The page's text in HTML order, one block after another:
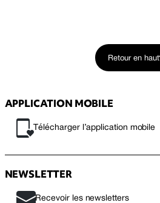
Retour en haut
APPLICATION MOBILE
Télécharger l’application mobile
NEWSLETTER
Recevoir les newsletters